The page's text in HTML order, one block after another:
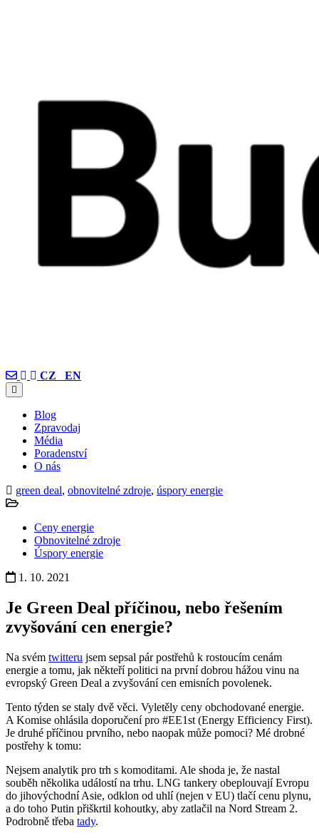
CZ EN
Blog
Zpravodaj
Média
Poradenství
O nás
green deal, obnovitelné zdroje, úspory energie
Ceny energie
Obnovitelné zdroje
Úspory energie
1. 10. 2021
Je Green Deal příčinou, nebo řešením
zvyšování cen energie?
Na svém twitteru jsem sepsal pár postřehů k rostoucím cenám
energie a tomu, jak někteří politici na první dobrou hážou vinu na
evropský Green Deal a zvyšování cen emisních povolenek.
Tento týden se staly dvě věci. Vyletěly ceny obchodované energie.
A Komise ohlásila doporučení pro #EE1st (Energy Efficiency First).
Je druhé příčinou prvního, nebo naopak může pomoci? Mé drobné
postřehy k tomu:
Nejsem analytik pro trh s komoditami. Ale shoda je, že nastal
souběh několika událostí na trhu. LNG tankery obeplouvají Evropu
do jihovýchodní Asie, odklon od uhlí (nejen v EU) tlačí cenu plynu,
a do toho Putin přiškrtil kohoutky, aby zatlačil na Nord Stream 2.
Podrobně třeba tady.